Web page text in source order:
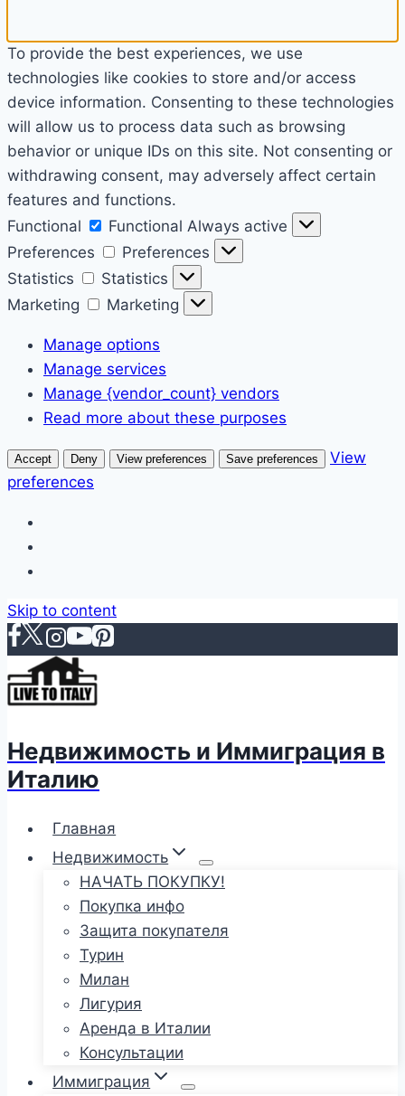
To provide the best experiences, we use
technologies like cookies to store and/or access
device information. Consenting to these technologies
will allow us to process data such as browsing
behavior or unique IDs on this site. Not consenting or
withdrawing consent, may adversely affect certain
features and functions.
Functional
Functional Always active
Preferences
Preferences
Statistics
Statistics
Marketing
Marketing
Manage options
Manage services
Manage {vendor_count} vendors
Read more about these purposes
Accept Deny View preferences Save preferences
View
preferences
Skip to content
Недвижимость и Иммиграция в
Италию
Главная
Недвижимость
НАЧАТЬ ПОКУПКУ!
Покупка инфо
Защита покупателя
Турин
Милан
Лигурия
Аренда в Италии
Консультации
Иммиграция